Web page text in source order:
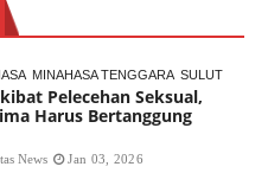
MINAHASA TENGGARA SULUT
Pelecehan Seksual,
Harus Bertanggung
News Jan 03, 2026